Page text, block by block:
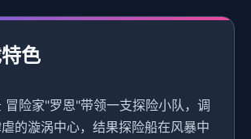
色
冒险家"罗恩"带领一支探险小队，调
的漩涡中心，结果探险船在风暴中